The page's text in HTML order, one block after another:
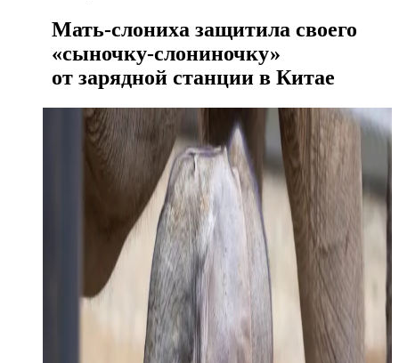
Мать-слониха защитила своего
«сыночку-слониночку»
от зарядной станции в Китае